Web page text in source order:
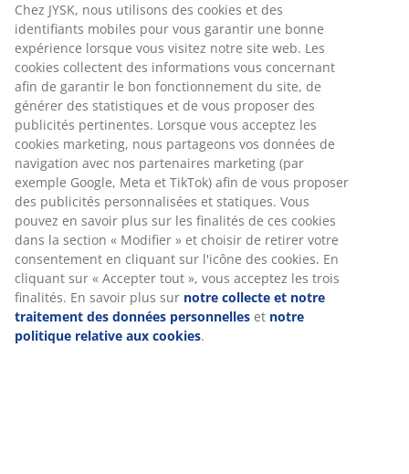
Chez JYSK, nous utilisons des cookies et des
identifiants mobiles pour vous garantir une bonne
expérience lorsque vous visitez notre site web. Les
cookies collectent des informations vous concernant
afin de garantir le bon fonctionnement du site, de
générer des statistiques et de vous proposer des
publicités pertinentes. Lorsque vous acceptez les
cookies marketing, nous partageons vos données de
navigation avec nos partenaires marketing (par
exemple Google, Meta et TikTok) afin de vous proposer
des publicités personnalisées et statiques. Vous
pouvez en savoir plus sur les finalités de ces cookies
dans la section « Modifier » et choisir de retirer votre
consentement en cliquant sur l'icône des cookies. En
cliquant sur « Accepter tout », vous acceptez les trois
finalités. En savoir plus sur notre collecte et notre
traitement des données personnelles et notre
politique relative aux cookies.